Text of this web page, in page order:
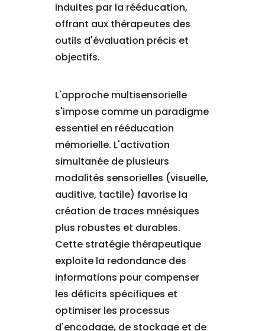
induites par la rééducation,
offrant aux thérapeutes des
outils d'évaluation précis et
objectifs.
L'approche multisensorielle
s'impose comme un paradigme
essentiel en rééducation
mémorielle. L'activation
simultanée de plusieurs
modalités sensorielles (visuelle,
auditive, tactile) favorise la
création de traces mnésiques
plus robustes et durables.
Cette stratégie thérapeutique
exploite la redondance des
informations pour compenser
les déficits spécifiques et
optimiser les processus
d'encodage, de stockage et de